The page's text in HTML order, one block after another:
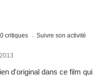
critiques Suivre son activité
d'original dans ce film qui